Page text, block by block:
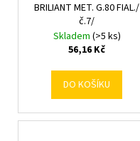
BRILIANT MET. G.80 FIAL./
č.7/
Skladem (>5 ks)
56,16 Kč
DO KOŠÍKU